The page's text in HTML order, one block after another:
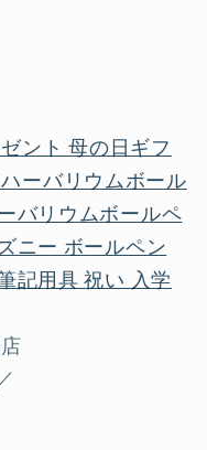
ント 母の日ギフ
ーバリウムボール
バリウムボールペ
ニー ボールペン
記用具 祝い 入学